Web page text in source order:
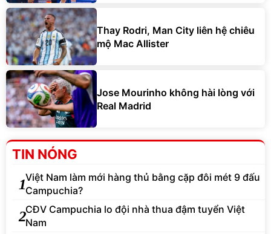
Thay Rodri, Man City liên hệ chiêu
mộ Mac Allister
Jose Mourinho không hài lòng với
Real Madrid
TIN NÓNG
1Việt Nam làm mới hàng thủ bằng cặp đôi mét 9 đấu
Campuchia?
2CĐV Campuchia lo đội nhà thua đậm tuyển Việt
Nam